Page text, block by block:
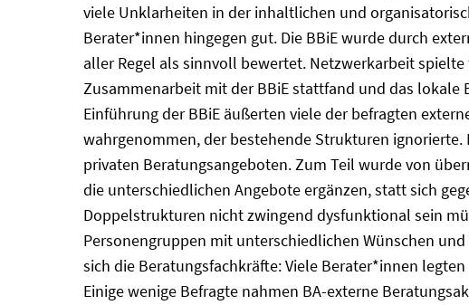
viele Unklarheiten in der inhaltlichen und
Berater*innen hingegen gut. Die BBiE wurde durch
aller Regel als sinnvoll bewertet. Netzwerkarbeit
Zusammenarbeit mit der BBiE stattfand und das lokale
Einführung der BBiE äußerten viele der befragten
wahrgenommen, der bestehende Strukturen
privaten Beratungsangeboten. Zum Teil wurde von
die unterschiedlichen Angebote ergänzen, statt sich
Doppelstrukturen nicht zwingend dysfunktional sein
Personengruppen mit unterschiedlichen Wünschen
sich die Beratungsfachkräfte: Viele Berater*innen
Einige wenige Befragte nahmen BA-externe